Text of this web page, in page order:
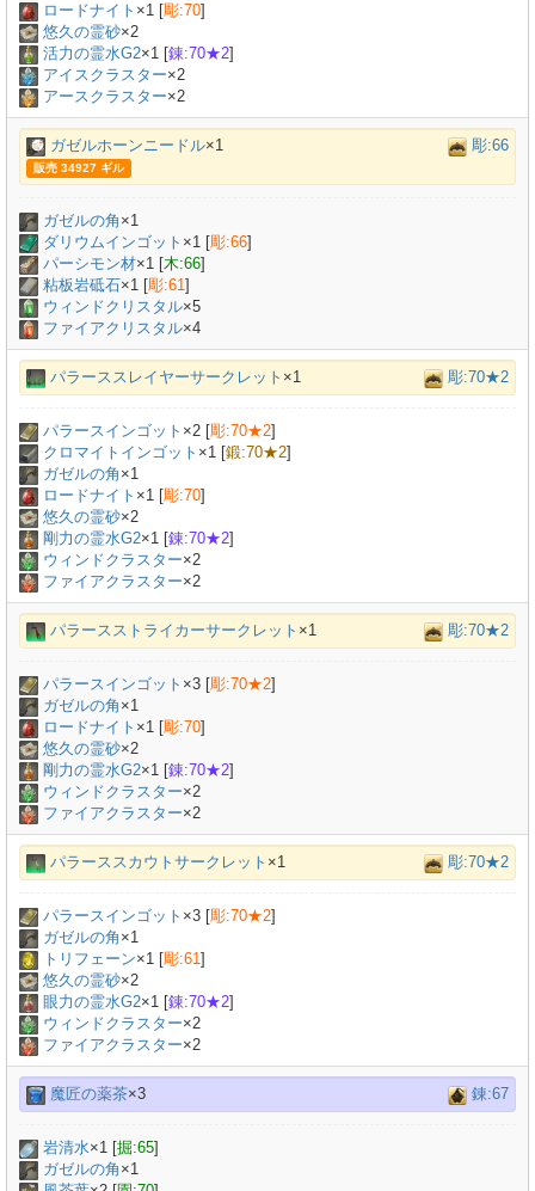
ロードナイト ×1 [彫:70]
悠久の霊砂×2
活力の霊水G2×1 [錬:70★2]
アイスクラスター×2
アースクラスター×2
ガゼルホーンニードル×1 彫:66
販売 34927 ギル
ガゼルの角 ×1
ダリウムインゴット ×1 [彫:66]
パーシモン材×1 [木:66]
粘板岩砥石×1 [彫:61]
ウィンドクリスタル×5
ファイアクリスタル×4
パラーススレイヤーサークレット ×1 彫:70★2
パラースインゴット ×2 [彫:70★2]
クロマイトインゴット ×1 [鍛:70★2]
ガゼルの角 ×1
ロードナイト ×1 [彫:70]
悠久の霊砂×2
剛力の霊水G2×1 [錬:70★2]
ウィンドクラスター×2
ファイアクラスター×2
パラースストライカーサークレット ×1 彫:70★2
パラースインゴット ×3 [彫:70★2]
ガゼルの角 ×1
ロードナイト ×1 [彫:70]
悠久の霊砂×2
剛力の霊水G2×1 [錬:70★2]
ウィンドクラスター×2
ファイアクラスター×2
パラーススカウトサークレット ×1 彫:70★2
パラースインゴット ×3 [彫:70★2]
ガゼルの角 ×1
トリフェーン×1 [彫:61]
悠久の霊砂×2
眼力の霊水G2×1 [錬:70★2]
ウィンドクラスター×2
ファイアクラスター×2
魔匠の薬茶×3 錬:67
岩清水×1 [掘:65]
ガゼルの角 ×1